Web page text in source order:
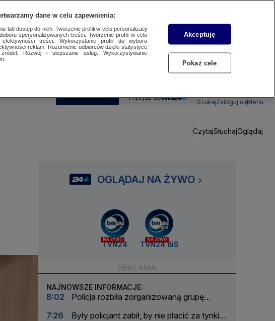
SUBSKRYBUJ Przejdź do
SzukajZaloguj sięMenu
CzytajSłuchajOglądaj
OGLĄDAJ NA ŻYWO
NA ŻYWO
TVN24
NA ŻYWO
TVN24 BiS
NAJNOWSZE INFORMACJE:
8:02
Policja rozbiła zorganizowaną grupę
7:26
Były policjant zabił, by nie płacić za tynki.
dane w celu zapewnienia:
lub dostęp do nich. Tworzenie profili w celu personalizacji
spersonalizowanych treści. Tworzenie profili w celu
efektywności treści. Wykorzystanie profili do wyboru
reklam. Rozumienie odbiorców dzięki statystyce
Rozwój i ulepszanie usług. Wykorzystywanie
Akceptuję
Pokaż cele